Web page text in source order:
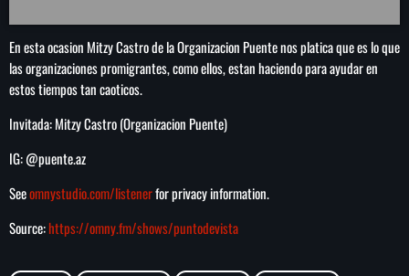
INICIO
NOTAS
PROGRAMACIÓN
LOCUCIÓN (TALENTO AL AIRE)
RANKING
COMUNÍCATE
PUBLICIDAD
En esta ocasion Mitzy Castro de la Organizacion Puente nos platica que es lo que
las organizaciones promigrantes, como ellos, estan haciendo para ayudar en
estos tiempos tan caoticos.
Invitada: Mitzy Castro (Organizacion Puente)
IG: @puente.az
Seeomnystudio.com/listenerfor privacy information.
Source:https://omny.fm/shows/puntodevista